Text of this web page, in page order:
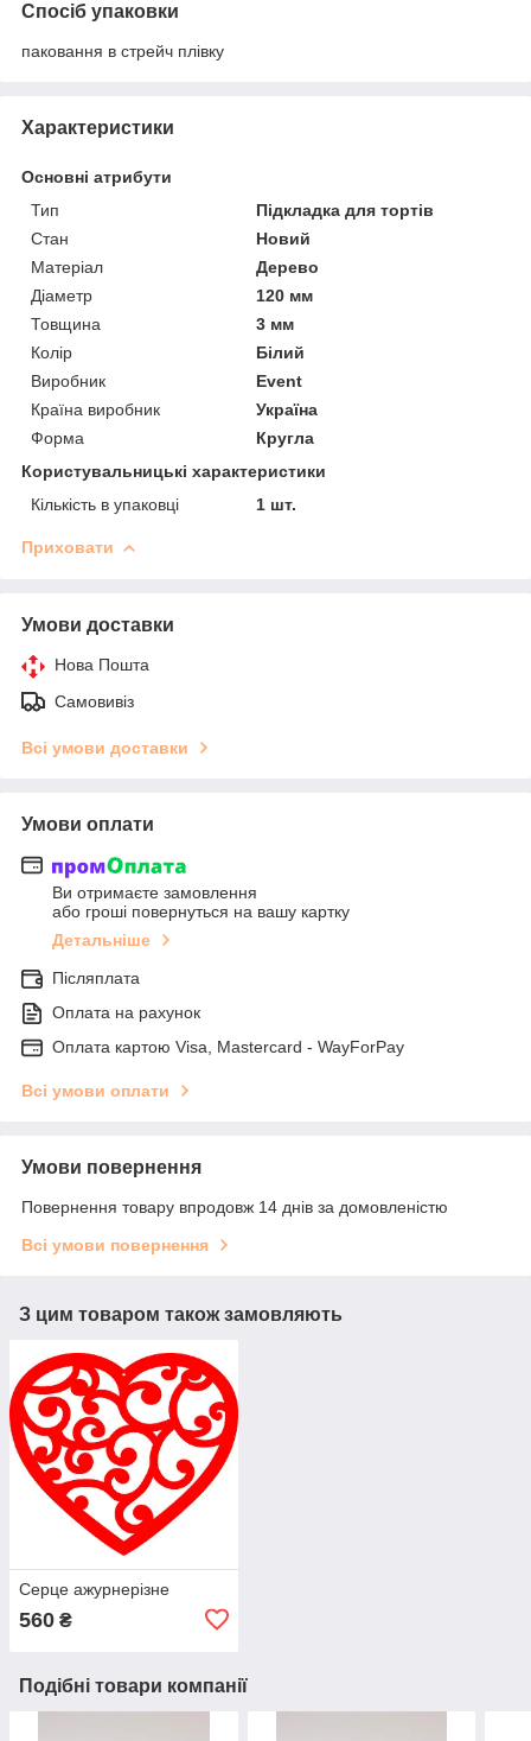
Спосіб упаковки
паковання в стрейч плівку
Характеристики
Основні атрибути
Тип
Підкладка для тортів
Стан
Новий
Матеріал
Дерево
Діаметр
120 мм
Товщина
3 мм
Колір
Білий
Виробник
Event
Країна виробник
Україна
Форма
Кругла
Користувальницькі характеристики
Кількість в упаковці
1 шт.
Приховати
Умови доставки
Нова Пошта
Самовивіз
Всі умови доставки
Умови оплати
Ви отримаєте замовлення
або гроші повернуться на вашу картку
Детальніше
Післяплата
Оплата на рахунок
Оплата картою Visa, Mastercard - WayForPay
Всі умови оплати
Умови повернення
Повернення товару впродовж 14 днів за домовленістю
Всі умови повернення
З цим товаром також замовляють
Серце ажурнерізне
560 ₴
Подібні товари компанії